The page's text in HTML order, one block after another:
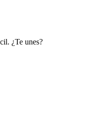
¿Te unes?